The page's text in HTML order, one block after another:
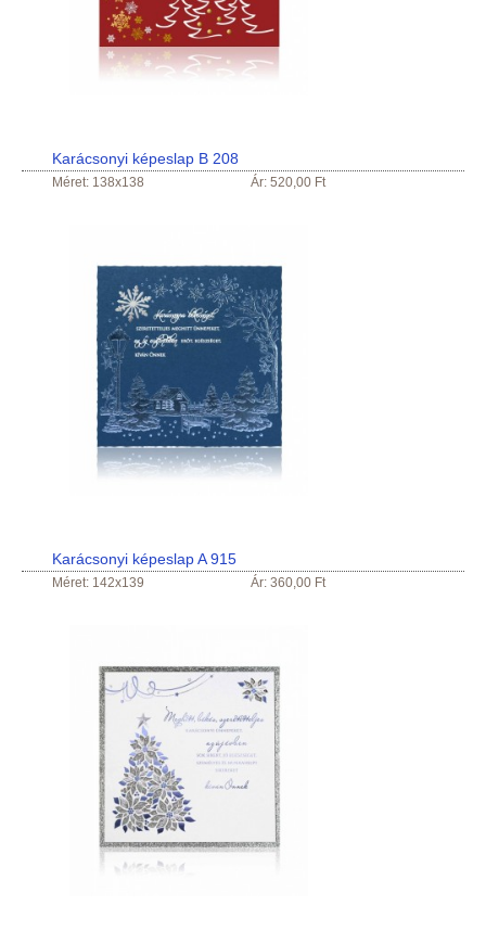
Karácsonyi képeslap B 208
Méret: 138x138 Ár: 520,00 Ft
Karácsonyi képeslap A 915
Méret: 142x139 Ár: 360,00 Ft